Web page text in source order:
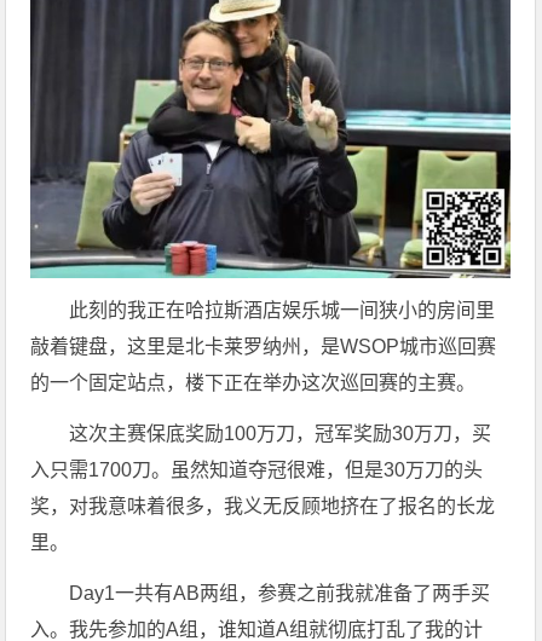
此刻的我正在哈拉斯酒店娱乐城一间狭小的房间里
敲着键盘，这里是北卡莱罗纳州，是WSOP城市巡回赛
的一个固定站点，楼下正在举办这次巡回赛的主赛。
这次主赛保底奖励100万刀，冠军奖励30万刀，买
入只需1700刀。虽然知道夺冠很难，但是30万刀的头
奖，对我意味着很多，我义无反顾地挤在了报名的长龙
里。
Day1一共有AB两组，参赛之前我就准备了两手买
入。我先参加的A组，谁知道A组就彻底打乱了我的计